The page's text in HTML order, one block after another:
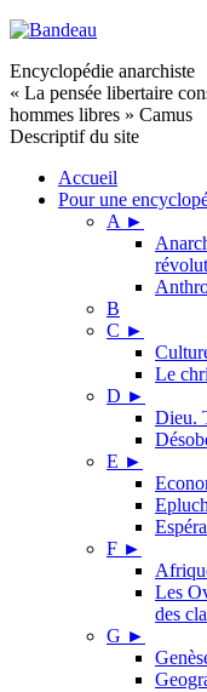
Encyclopédie anarchiste
« La pensée libertaire
hommes libres » Camus
Descriptif du site
Accueil
Pour une
A ►
B
C ►
Le
D ►
Dieu.
E ►
F ►
Les
des
G ►